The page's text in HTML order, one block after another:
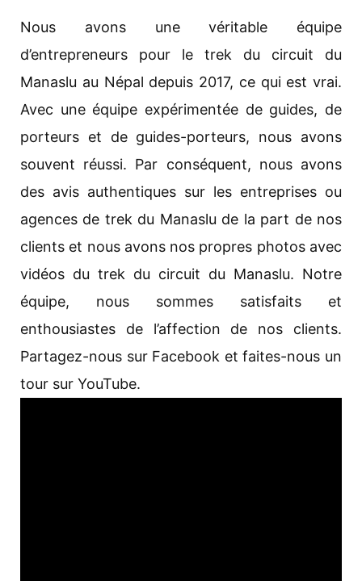
Nous avons une véritable équipe
d’entrepreneurs pour le trek du circuit du
Manaslu au Népal depuis 2017, ce qui est vrai.
Avec une équipe expérimentée de guides, de
porteurs et de guides-porteurs, nous avons
souvent réussi. Par conséquent, nous avons
des avis authentiques sur les entreprises ou
agences de trek du Manaslu de la part de nos
clients et nous avons nos propres photos avec
vidéos du trek du circuit du Manaslu. Notre
équipe, nous sommes satisfaits et
enthousiastes de l’affection de nos clients.
Partagez-nous sur Facebook et faites-nous un
tour sur YouTube.